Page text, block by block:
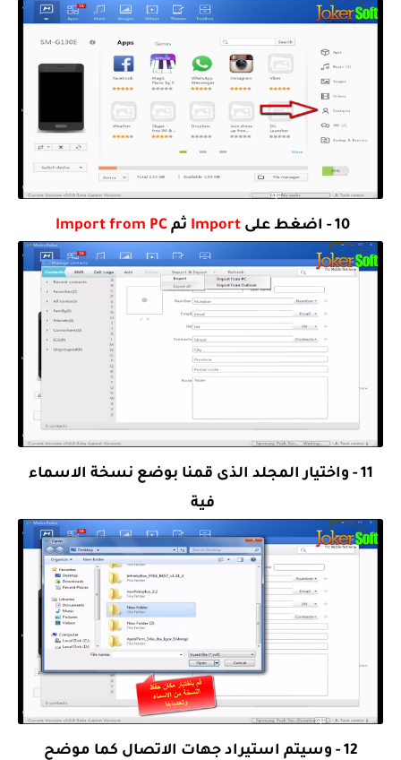
10 - اضغط على Import ثمImport from PC
11 - واختيار المجلد الذى قمنا بوضع نسخة الاسماء
فية
12 - وسيتم استيراد جهات الاتصال كما موضح